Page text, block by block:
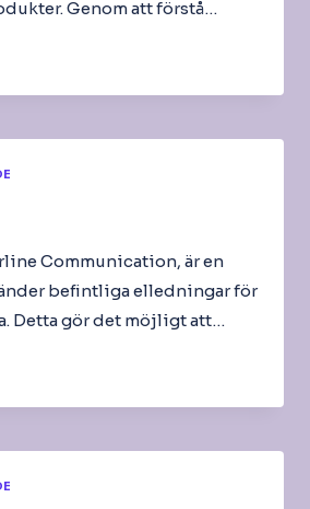
Genom att förstå…
Communication, är en
befintliga elledningar för
Detta gör det möjligt att…